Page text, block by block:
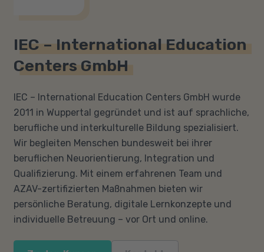
IEC – International Education
Centers GmbH
IEC – International Education Centers GmbH wurde
2011 in Wuppertal gegründet und ist auf sprachliche,
berufliche und interkulturelle Bildung spezialisiert.
Wir begleiten Menschen bundesweit bei ihrer
beruflichen Neuorientierung, Integration und
Qualifizierung. Mit einem erfahrenen Team und
AZAV-zertifizierten Maßnahmen bieten wir
persönliche Beratung, digitale Lernkonzepte und
individuelle Betreuung – vor Ort und online.